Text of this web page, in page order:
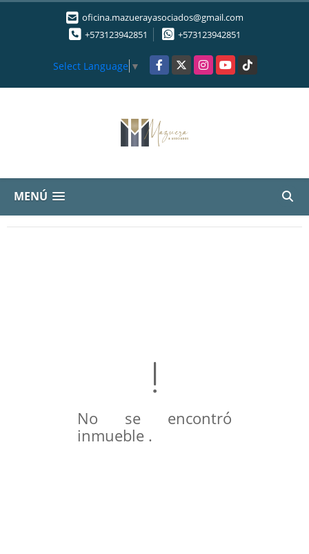
oficina.mazuerayasociados@gmail.com
+573123942851
+573123942851
Select Language ▼ Facebook
X InstagramYouTubeTikTok
MENÚ
No se encontró
inmueble .